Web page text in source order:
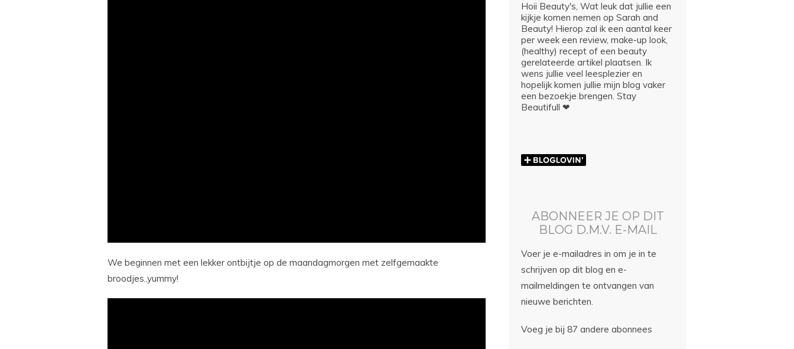
We beginnen met een lekker ontbijtje op de maandagmorgen met zelfgemaakte
broodjes..yummy!
Hoii Beauty's, Wat leuk dat jullie een
kijkje komen nemen op Sarah and
Beauty! Hierop zal ik een aantal keer
per week een review, make-up look,
(healthy) recept of een beauty
gerelateerde artikel plaatsen. Ik
wens jullie veel leesplezier en
hopelijk komen jullie mijn blog vaker
een bezoekje brengen. Stay
Beautifull ❤
ABONNEER JE OP DIT
BLOG D.M.V. E-MAIL
Voer je e-mailadres in om je in te
schrijven op dit blog en e-
mailmeldingen te ontvangen van
nieuwe berichten.
Voeg je bij 87 andere abonnees